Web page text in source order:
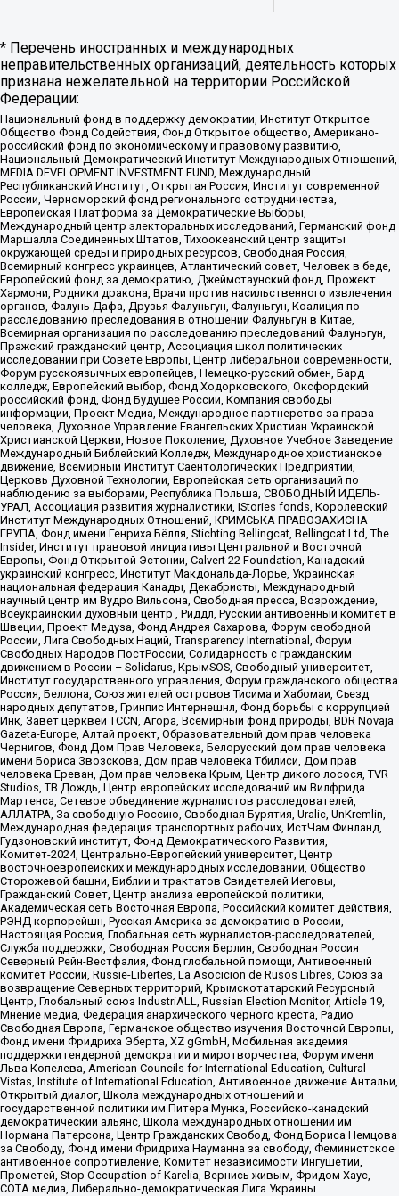
* Перечень иностранных и международных
неправительственных организаций, деятельность которых
признана нежелательной на территории Российской
Федерации:
Национальный фонд в поддержку демократии, Институт Открытое
Общество Фонд Содействия, Фонд Открытое общество, Американо-
российский фонд по экономическому и правовому развитию,
Национальный Демократический Институт Международных Отношений,
MEDIA DEVELOPMENT INVESTMENT FUND, Международный
Республиканский Институт, Открытая Россия, Институт современной
России, Черноморский фонд регионального сотрудничества,
Европейская Платформа за Демократические Выборы,
Международный центр электоральных исследований, Германский фонд
Маршалла Соединенных Штатов, Тихоокеанский центр защиты
окружающей среды и природных ресурсов, Свободная Россия,
Всемирный конгресс украинцев, Атлантический совет, Человек в беде,
Европейский фонд за демократию, Джеймстаунский фонд, Прожект
Хармони, Родники дракона, Врачи против насильственного извлечения
органов, Фалунь Дафа, Друзья Фалуньгун, Фалуньгун, Коалиция по
расследованию преследования в отношении Фалуньгун в Китае,
Всемирная организация по расследованию преследований Фалуньгун,
Пражский гражданский центр, Ассоциация школ политических
исследований при Совете Европы, Центр либеральной современности,
Форум русскоязычных европейцев, Немецко-русский обмен, Бард
колледж, Европейский выбор, Фонд Ходорковского, Оксфордский
российский фонд, Фонд Будущее России, Компания свободы
информации, Проект Медиа, Международное партнерство за права
человека, Духовное Управление Евангельских Христиан Украинской
Христианской Церкви, Новое Поколение, Духовное Учебное Заведение
Международный Библейский Колледж, Международное христианское
движение, Всемирный Институт Саентологических Предприятий,
Церковь Духовной Технологии, Европейская сеть организаций по
наблюдению за выборами, Республика Польша, СВОБОДНЫЙ ИДЕЛЬ-
УРАЛ, Ассоциация развития журналистики, IStories fonds, Королевский
Институт Международных Отношений, КРИМСЬКА ПРАВОЗАХИСНА
ГРУПА, Фонд имени Генриха Бёлля, Stichting Bellingcat, Bellingcat Ltd, The
Insider, Институт правовой инициативы Центральной и Восточной
Европы, Фонд Открытой Эстонии, Calvert 22 Foundation, Канадский
украинский конгресс, Институт Макдональда-Лорье, Украинская
национальная федерация Канады, Декабристы, Международный
научный центр им Вудро Вильсона, Свободная пресса, Возрождение,
Всеукраинский духовный центр , Риддл, Русский антивоенный комитет в
Швеции, Проект Медуза, Фонд Андрея Сахарова, Форум свободной
России, Лига Свободных Наций, Transparеncy International, Форум
Свободных Народов ПостРоссии, Солидарность с гражданским
движением в России – Solidarus, КрымSOS, Свободный университет,
Институт государственного управления, Форум гражданского общества
Россия, Беллона, Союз жителей островов Тисима и Хабомаи, Съезд
народных депутатов, Гринпис Интернешнл, Фонд борьбы с коррупцией
Инк, Завет церквей TCCN, Агора, Всемирный фонд природы, BDR Novaja
Gazeta-Europe, Алтай проект, Образовательный дом прав человека
Чернигов, Фонд Дом Прав Человека, Белорусский дом прав человека
имени Бориса Звозскова, Дом прав человека Тбилиси, Дом прав
человека Ереван, Дом прав человека Крым, Центр дикого лосося, TVR
Studios, ТВ Дождь, Центр европейских исследований им Вилфрида
Мартенса, Сетевое объединение журналистов расследователей,
АЛЛАТРА, За свободную Россию, Свободная Бурятия, Uralic, UnKremlin,
Международная федерация транспортных рабочих, ИстЧам Финланд,
Гудзоновский институт, Фонд Демократического Развития,
Комитет-2024, Центрально-Европейский университет, Центр
восточноевропейских и международных исследований, Общество
Сторожевой башни, Библии и трактатов Свидетелей Иеговы,
Гражданский Совет, Центр анализа европейской политики,
Академическая сеть Восточная Европа, Российский комитет действия,
РЭНД корпорейшн, Русская Америка за демократию в России,
Настоящая Россия, Глобальная сеть журналистов-расследователей,
Служба поддержки, Свободная Россия Берлин, Свободная Россия
Северный Рейн-Вестфалия, Фонд глобальной помощи, Антивоенный
комитет России, Russie-Libertes, La Asocicion de Rusos Libres, Союз за
возвращение Северных территорий, Крымскотатарский Ресурсный
Центр, Глобальный союз IndustriALL, Russian Election Monitor, Article 19,
Мнение медиа, Федерация анархического черного креста, Радио
Свободная Европа, Германское общество изучения Восточной Европы,
Фонд имени Фридриха Эберта, XZ gGmbH, Мобильная академия
поддержки гендерной демократии и миротворчества, Форум имени
Льва Копелева, American Councils for International Education, Cultural
Vistas, Institute of International Education, Антивоенное движение Антальи,
Открытый диалог, Школа международных отношений и
государственной политики им Питера Мунка, Российско-канадский
демократический альянс, Школа международных отношений им
Нормана Патерсона, Центр Гражданских Свобод, Фонд Бориса Немцова
за Свободу, Фонд имени Фридриха Науманна за свободу, Феминистское
антивоенное сопротивление, Комитет независимости Ингушетии,
Прометей, Stop Occupation of Karelia, Вернись живым, Фридом Хаус,
СОТА медиа, Либерально-демократическая Лига Украины